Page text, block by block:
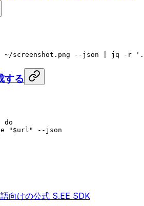
~/screenshot.png --json jq -r
する
do
" $url "
--json
向けの公式 S.EE SDK